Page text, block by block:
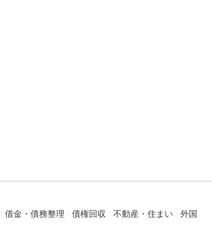
借金・債務整理 債権回収 不動産・住まい
外国